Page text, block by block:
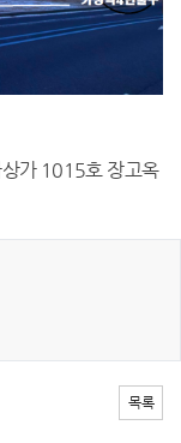
가 1015호 장고옥
목록